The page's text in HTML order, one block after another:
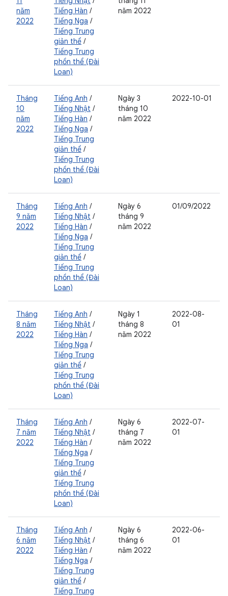
năm
2022
Tiếng Hàn /
Tiếng Nga /
Tiếng Trung
giản thể /
Tiếng Trung
phồn thể (Đài
Loan)
năm 2022
Tháng
10
năm
2022
Tiếng Anh /
Tiếng Nhật /
Tiếng Hàn /
Tiếng Nga /
Tiếng Trung
giản thể /
Tiếng Trung
phồn thể (Đài
Loan)
Ngày 3
tháng 10
năm 2022
2022-10-01
Tháng
9 năm
2022
Tiếng Anh /
Tiếng Nhật /
Tiếng Hàn /
Tiếng Nga /
Tiếng Trung
giản thể /
Tiếng Trung
phồn thể (Đài
Loan)
Ngày 6
tháng 9
năm 2022
01/09/2022
Tháng
8 năm
2022
Tiếng Anh /
Tiếng Nhật /
Tiếng Hàn /
Tiếng Nga /
Tiếng Trung
giản thể /
Tiếng Trung
phồn thể (Đài
Loan)
Ngày 1
tháng 8
năm 2022
2022-08-
01
Tháng
7 năm
2022
Tiếng Anh /
Tiếng Nhật /
Tiếng Hàn /
Tiếng Nga /
Tiếng Trung
giản thể /
Tiếng Trung
phồn thể (Đài
Loan)
Ngày 6
tháng 7
năm 2022
2022-07-
01
Tháng
6 năm
2022
Tiếng Anh /
Tiếng Nhật /
Tiếng Hàn /
Tiếng Nga /
Tiếng Trung
giản thể /
Tiếng Trung
Ngày 6
tháng 6
năm 2022
2022-06-
01